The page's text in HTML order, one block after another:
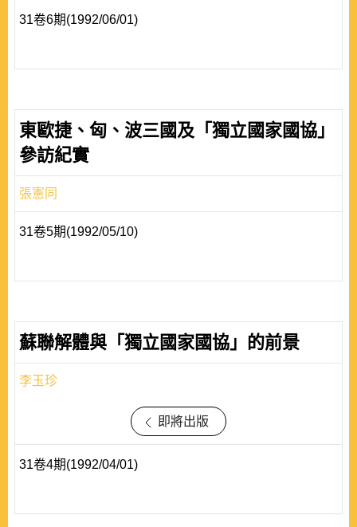
31卷6期(1992/06/01)
東歐捷、匈、波三國及「獨立國家國協」
參訪紀實
張憲同
31卷5期(1992/05/10)
蘇聯解體與「獨立國家國協」的前景
李玉珍
即將出版
31卷4期(1992/04/01)